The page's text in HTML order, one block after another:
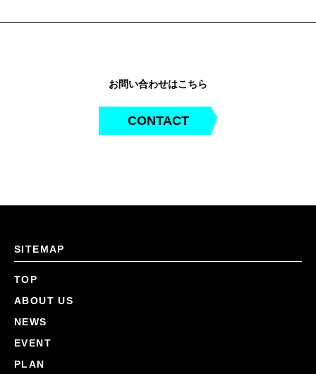
お問い合わせはこちら
CONTACT
SITEMAP
TOP
ABOUT US
NEWS
EVENT
PLAN